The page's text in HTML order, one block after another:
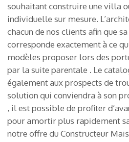
souhaitant construire une villa
individuelle sur mesure.
chacun de nos clients afin que
corresponde exactement à ce
modèles proposer lors des
par la suite parentale . Le
également aux prospects de
solution qui conviendra à son
, il est possible de profiter
pour amortir plus rapidement
notre offre du Constructeur